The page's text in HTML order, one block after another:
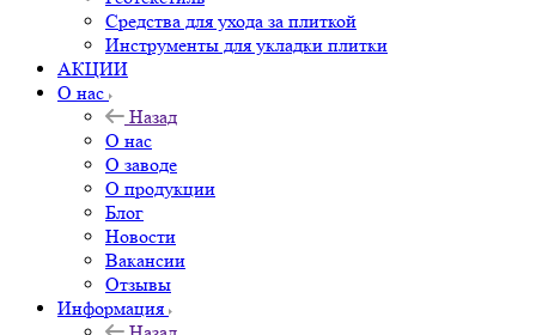
Средства для ухода за плиткой
Инструменты для укладки плитки
АКЦИИ
О нас
Назад
О нас
О заводе
О продукции
Блог
Новости
Вакансии
Отзывы
Информация